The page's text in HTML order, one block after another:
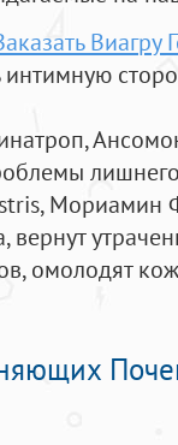
Виагру
интимную
Мориамин
омолодят